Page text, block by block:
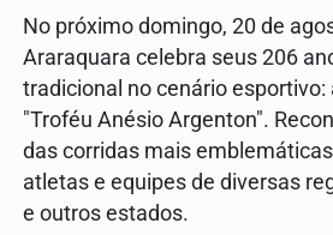
No próximo domingo, 20 de
Araraquara celebra seus 206
tradicional no cenário esportivo:
"Troféu Anésio Argenton".
das corridas mais
atletas e equipes de diversas
e outros estados.